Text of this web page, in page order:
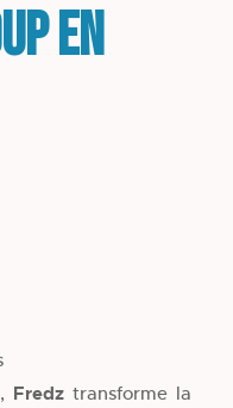
en
, Fredz transforme la